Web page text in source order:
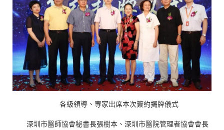
各級領導、專家出席本次簽約揭牌儀式
深圳市醫師協會秘書長張樹本、深圳市醫院管理者協會會長